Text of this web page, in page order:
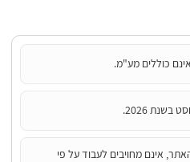
כוללים מע"מ.
2026.
אינם מחויבים לעבוד על פי